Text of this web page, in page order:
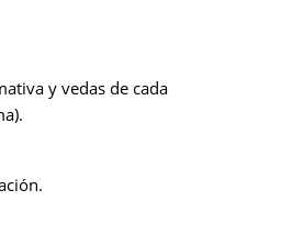
y vedas de cada